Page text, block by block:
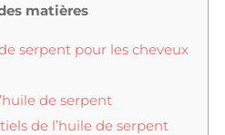
matières
serpent pour les cheveux
de serpent
de l’huile de serpent